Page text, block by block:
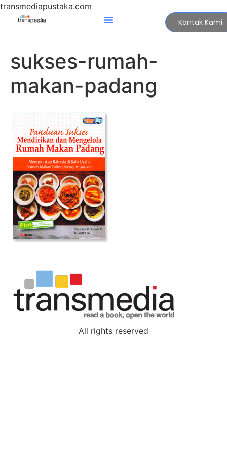
transmediapustaka.com
Kontak Kami
sukses-rumah-
makan-padang
All rights reserved